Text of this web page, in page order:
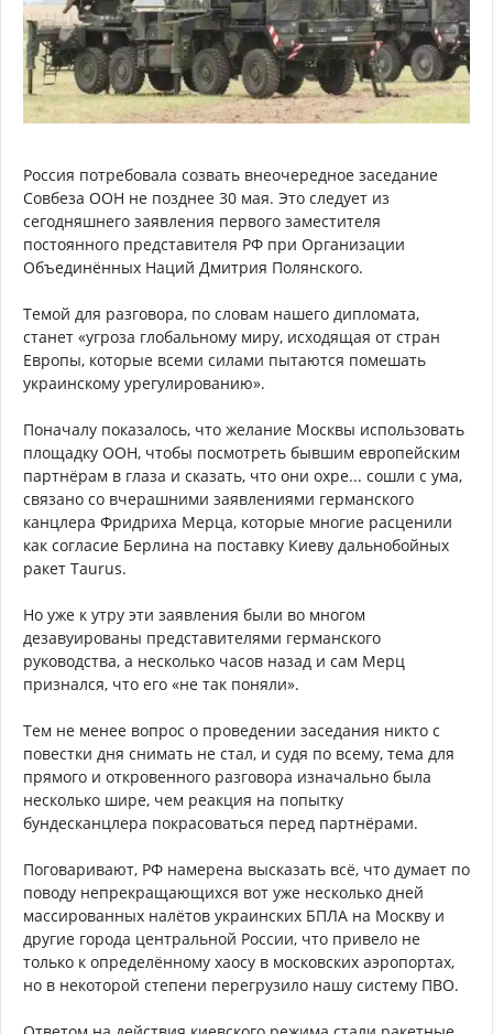
Россия потребовала созвать внеочередное заседание
Совбеза ООН не позднее 30 мая. Это следует из
сегодняшнего заявления первого заместителя
постоянного представителя РФ при Организации
Объединённых Наций Дмитрия Полянского.
Темой для разговора, по словам нашего дипломата,
станет «угроза глобальному миру, исходящая от стран
Европы, которые всеми силами пытаются помешать
украинскому урегулированию».
Поначалу показалось, что желание Москвы использовать
площадку ООН, чтобы посмотреть бывшим европейским
партнёрам в глаза и сказать, что они охре... сошли с ума,
связано со вчерашними заявлениями германского
канцлера Фридриха Мерца, которые многие расценили
как согласие Берлина на поставку Киеву дальнобойных
ракет Taurus.
Но уже к утру эти заявления были во многом
дезавуированы представителями германского
руководства, а несколько часов назад и сам Мерц
признался, что его «не так поняли».
Тем не менее вопрос о проведении заседания никто с
повестки дня снимать не стал, и судя по всему, тема для
прямого и откровенного разговора изначально была
несколько шире, чем реакция на попытку
бундесканцлера покрасоваться перед партнёрами.
Поговаривают, РФ намерена высказать всё, что думает по
поводу непрекращающихся вот уже несколько дней
массированных налётов украинских БПЛА на Москву и
другие города центральной России, что привело не
только к определённому хаосу в московских аэропортах,
но в некоторой степени перегрузило нашу систему ПВО.